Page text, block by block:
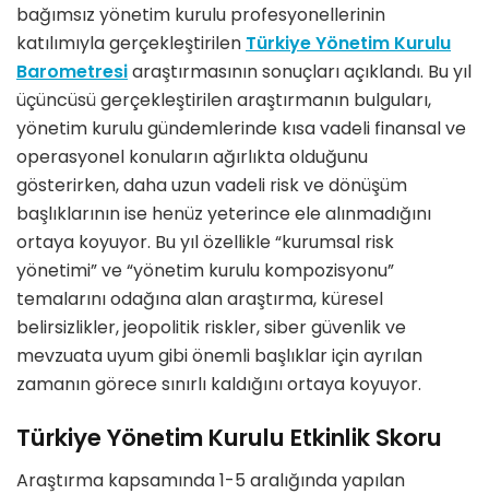
bağımsız yönetim kurulu profesyonellerinin
katılımıyla gerçekleştirilen Türkiye Yönetim Kurulu
Barometresiaraştırmasının sonuçları açıklandı. Bu yıl
üçüncüsü gerçekleştirilen araştırmanın bulguları,
yönetim kurulu gündemlerinde kısa vadeli finansal ve
operasyonel konuların ağırlıkta olduğunu
gösterirken, daha uzun vadeli risk ve dönüşüm
başlıklarının ise henüz yeterince ele alınmadığını
ortaya koyuyor. Bu yıl özellikle “kurumsal risk
yönetimi” ve “yönetim kurulu kompozisyonu”
temalarını odağına alan araştırma, küresel
belirsizlikler, jeopolitik riskler, siber güvenlik ve
mevzuata uyum gibi önemli başlıklar için ayrılan
zamanın görece sınırlı kaldığını ortaya koyuyor.
Türkiye Yönetim Kurulu Etkinlik Skoru
Araştırma kapsamında 1-5 aralığında yapılan